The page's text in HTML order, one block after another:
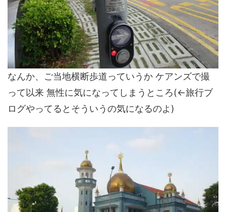
なんか、ご当地横断歩道っていうか ケアンズで撮
って以来 無性に気になってしまうところ(←旅行ブ
ログやってるとそういうの気になるのよ)